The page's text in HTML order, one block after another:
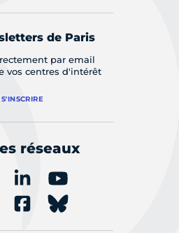
de Paris
par email
vos centres d'intérêt
S'INSCRIRE
réseaux